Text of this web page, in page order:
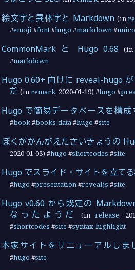
絵文字と異体字と Markdown (in
#emoji#font#hugo #markdown#
CommonMark と Hugo 0.68 (in
#markdown
Hugo 0.60+ 向けに reveal-hugo
だ (inremark, 2020-01-19) #hugo #
Hugo で簡易データベースを構成
#book#books-data#hugo #site
ぼくがかんがえたさいきょうの
2020-01-03) #hugo #shortcodes #site
Hugo でスライド・サイトを立て
#hugo #presentation#revealjs #site
Hugo v0.60 から既定の
なったようだ
(inrelease,
#shortcodes #site #syntax-highlight
本家サイトをリニューアルしま
#hugo #site